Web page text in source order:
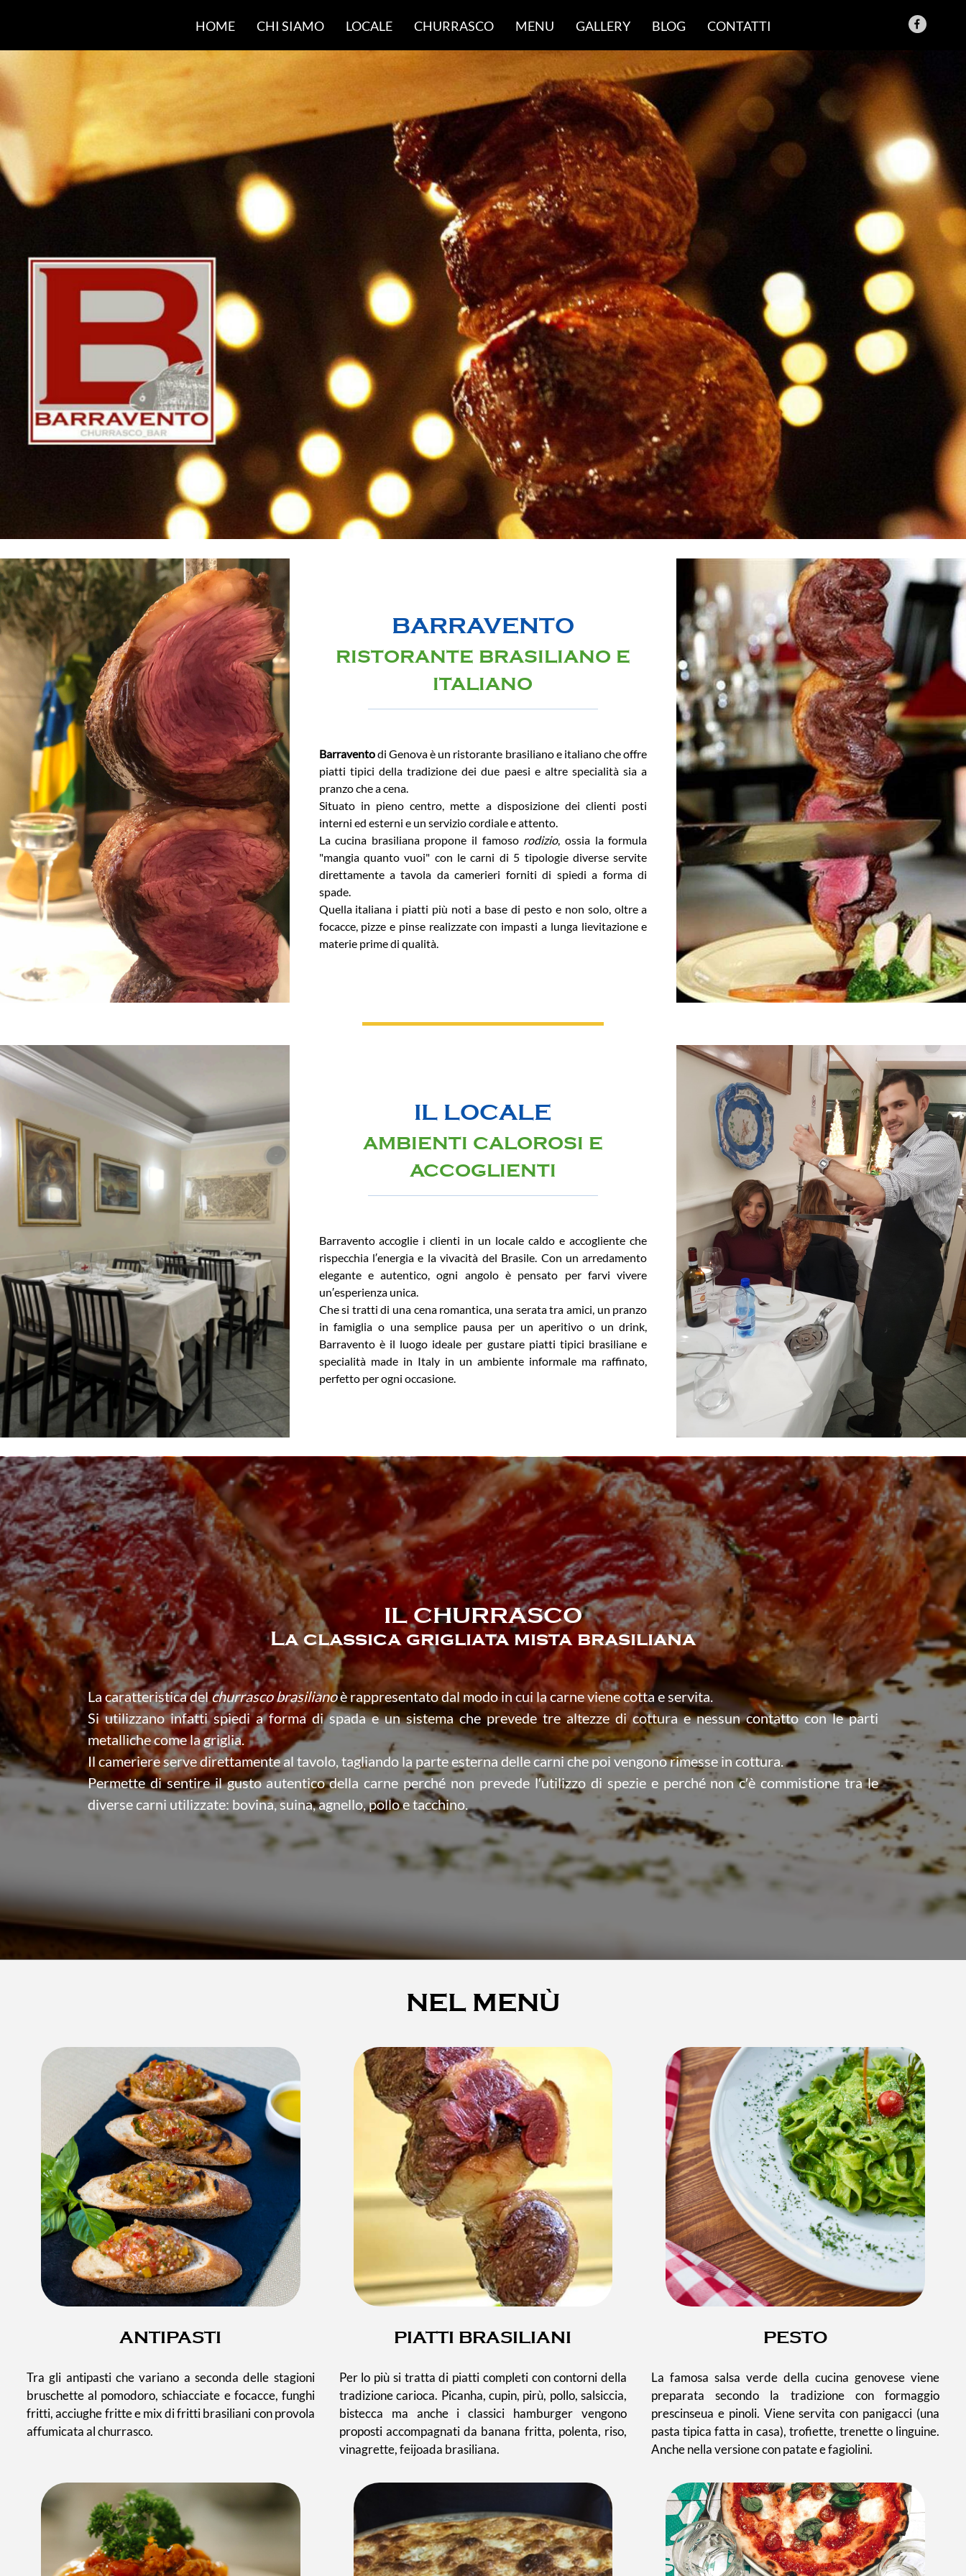
HOME CHI SIAMO LOCALE CHURRASCO MENU GALLERY BLOG CONTATTI
BARRAVENTO
RISTORANTE BRASILIANO E
ITALIANO
Barraventodi Genova è un ristorante brasiliano e italiano che offre
piatti tipici della tradizione dei due paesi e altre specialità sia a
pranzo che a cena.
Situato in pieno centro, mette a disposizione dei clienti posti
interni ed esterni e un servizio cordiale e attento.
La cucina brasiliana propone il famoso rodizio, ossia la formula
"mangia quanto vuoi" con le carni di 5 tipologie diverse servite
direttamente a tavola da camerieri forniti di spiedi a forma di
spade.
Quella italiana i piatti più noti a base di pesto e non solo, oltre a
focacce, pizze e pinse realizzate con impasti a lunga lievitazione e
materie prime di qualità.
IL LOCALE
AMBIENTI CALOROSI E
ACCOGLIENTI
Barravento accoglie i clienti in un locale caldo e accogliente che
rispecchia l′energia e la vivacità del Brasile. Con un arredamento
elegante e autentico, ogni angolo è pensato per farvi vivere
un′esperienza unica.
Che si tratti di una cena romantica, una serata tra amici, un pranzo
in famiglia o una semplice pausa per un aperitivo o un drink,
Barravento è il luogo ideale per gustare piatti tipici brasiliane e
specialità made in Italy in un ambiente informale ma raffinato,
perfetto per ogni occasione.
IL CHURRASCO
La classica grigliata mista brasiliana
La caratteristica delchurrasco brasilianoè rappresentato dal modo in cui la carne viene cotta e servita.
Si utilizzano infatti spiedi a forma di spada e un sistema che prevede tre altezze di cottura e nessun contatto con le parti
metalliche come la griglia.
Il cameriere serve direttamente al tavolo, tagliando la parte esterna delle carni che poi vengono rimesse in cottura.
Permette di sentire il gusto autentico della carne perché non prevede l′utilizzo di spezie e perché non c′è commistione tra le
diverse carni utilizzate: bovina, suina, agnello, pollo e tacchino.
NEL MENÙ
ANTIPASTI
Tra gli antipasti che variano a seconda delle stagioni
bruschette al pomodoro, schiacciate e focacce, funghi
fritti, acciughe fritte e mix di fritti brasiliani con provola
affumicata al churrasco.
PIATTI BRASILIANI
Per lo più si tratta di piatti completi con contorni della
tradizione carioca. Picanha, cupin, pirù, pollo, salsiccia,
bistecca ma anche i classici hamburger vengono
proposti accompagnati da banana fritta, polenta, riso,
vinagrette, feijoada brasiliana.
PESTO
La famosa salsa verde della cucina genovese viene
preparata secondo la tradizione con formaggio
prescinseua e pinoli. Viene servita con panigacci (una
pasta tipica fatta in casa), trofiette, trenette o linguine.
Anche nella versione con patate e fagiolini.